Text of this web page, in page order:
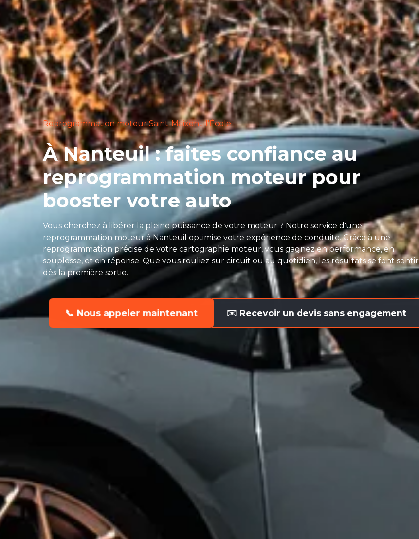
Reprogrammation moteur Saint-Maixent-l'École
À Nanteuil : faites confiance au
reprogrammation moteur pour
booster votre auto
Vous cherchez à libérer la pleine puissance de votre moteur ? Notre service d'une
reprogrammation moteur à Nanteuil optimise votre expérience de conduite. Grâce à une
reprogrammation précise de votre cartographie moteur, vous gagnez en performance, en
souplesse, et en réponse. Que vous rouliez sur circuit ou au quotidien, les résultats se font sentir
dès la première sortie.
📞 Nous appeler maintenant ✉️ Recevoir un devis sans engagement